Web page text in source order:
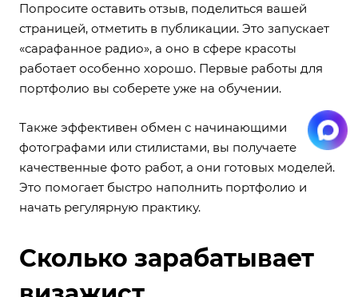
Попросите оставить отзыв, поделиться вашей
страницей, отметить в публикации. Это запускает
«сарафанное радио», а оно в сфере красоты
работает особенно хорошо. Первые работы для
портфолио вы соберете уже на обучении.
Также эффективен обмен с начинающими
фотографами или стилистами, вы получаете
качественные фото работ, а они готовых моделей.
Это помогает быстро наполнить портфолио и
начать регулярную практику.
Сколько зарабатывает